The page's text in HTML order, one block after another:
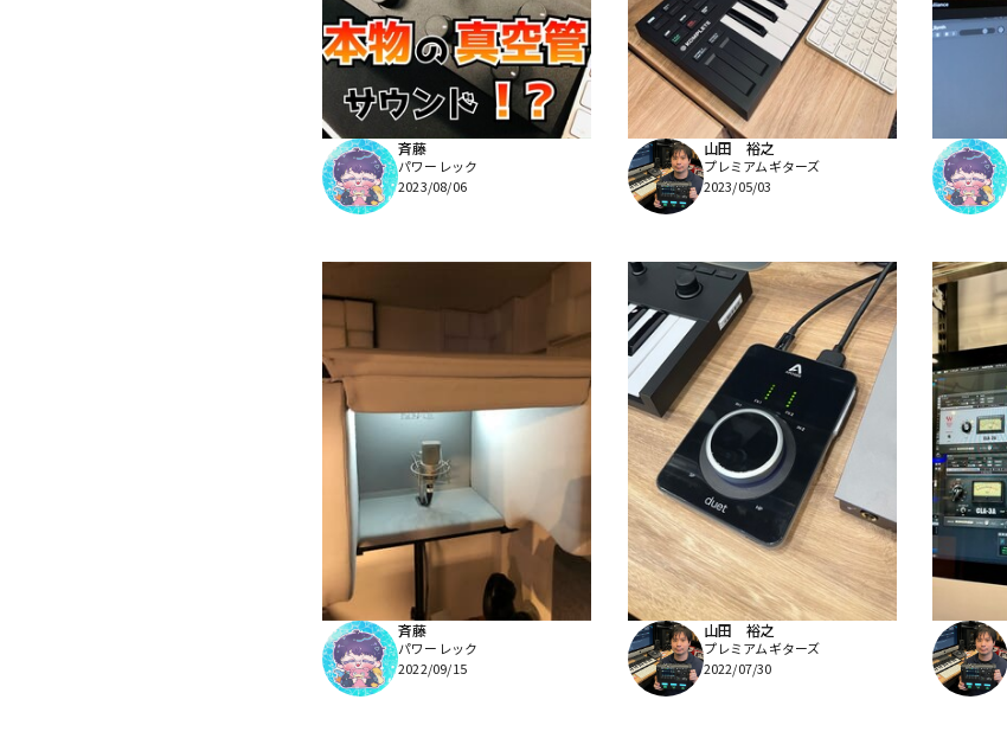
斉藤
パワーレック
2023/08/06
山田 裕之
プレミアムギターズ
2023/05/03
斉藤
パワーレック
2022/09/15
山田 裕之
プレミアムギターズ
2022/07/30